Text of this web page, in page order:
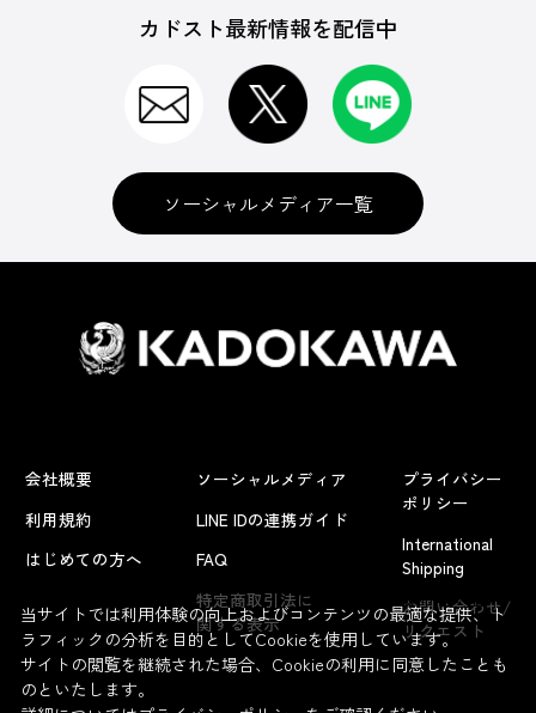
よくあるお問い合わせ
カドスト最新情報を配信中
ソーシャルメディア一覧
会社概要
利用規約
はじめての方へ
ソーシャルメディア
LINE IDの連携ガイド
FAQ
特定商取引法に
関する表示
プライバシー
ポリシー
International
Shipping
お問い合わせ/
リクエスト
当サイトでは利用体験の向上およびコンテンツの最適な提供、ト
ラフィックの分析を目的としてCookieを使用しています。
サイトの閲覧を継続された場合、Cookieの利用に同意したことも
のといたします。